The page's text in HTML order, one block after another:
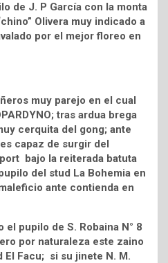
de J. P García con la monta
Olivera muy indicado a
por el mejor floreo en
muy parejo en el cual
tras ardua brega
cerquita del gong; ante
capaz de surgir del
bajo la reiterada batuta
del stud La Bohemia en
ante contienda en
pupilo de S. Robaina N° 8
por naturaleza este zaino
Facu; si su jinete N. M.